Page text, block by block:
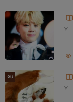
Y
จบ
Y